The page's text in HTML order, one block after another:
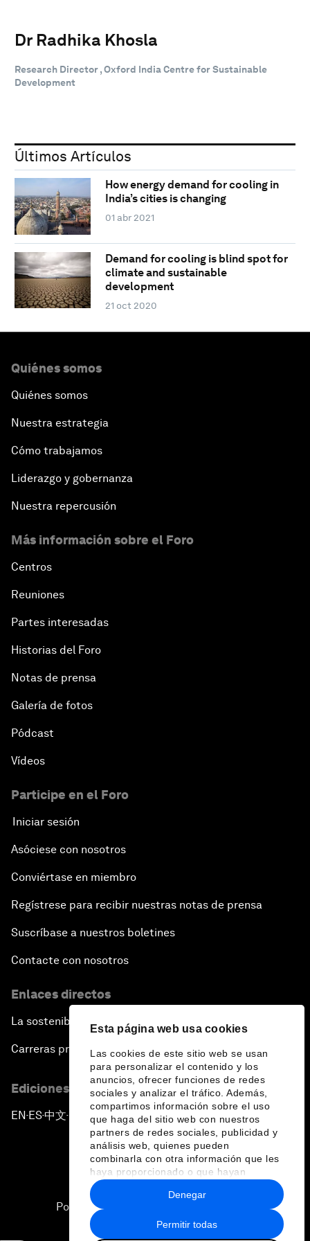
Esta página web usa cookies
Las cookies de este sitio web se usan
para personalizar el contenido y los
anuncios, ofrecer funciones de redes
sociales y analizar el tráfico. Además,
compartimos información sobre el uso
que haga del sitio web con nuestros
partners de redes sociales, publicidad y
análisis web, quienes pueden
combinarla con otra información que les
haya proporcionado o que hayan
recopilado a partir del uso que haya
hecho de sus servicios.
Permitir todas
Denegar
Dr Radhika Khosla
Research Director , Oxford India Centre for Sustainable
Development
Últimos Artículos
How energy demand for cooling in
India’s cities is changing
01 abr 2021
Demand for cooling is blind spot for
climate and sustainable
development
21 oct 2020
Quiénes somos
Quiénes somos
Nuestra estrategia
Cómo trabajamos
Liderazgo y gobernanza
Nuestra repercusión
Más información sobre el Foro
Centros
Reuniones
Partes interesadas
Historias del Foro
Notas de prensa
Galería de fotos
Pódcast
Vídeos
Participe en el Foro
Iniciar sesión
Asóciese con nosotros
Conviértase en miembro
Regístrese para recibir nuestras notas de prensa
Suscríbase a nuestros boletines
Contacte con nosotros
Enlaces directos
La sostenibilidad en el Foro
Carreras profesionales
Ediciones en otros idiomas
EN ▪ES▪中文▪ 日本語
Política de privacidad y normas de uso
Sitemap